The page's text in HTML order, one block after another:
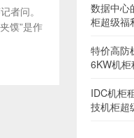
者问。
馍”是作
数据中心
柜超级福
特价高防
6KW机柜
IDC机柜
技机柜超